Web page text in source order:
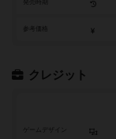
参考価格
クレジット
ゲームデザイン